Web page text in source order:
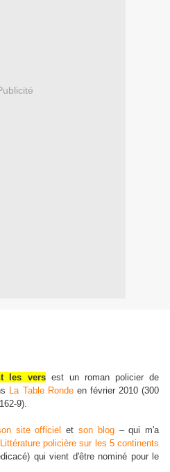
les versest un roman policier de
La Table Rondeen février 2010 (300
9).
site officiel et son blog– qui m'a
Littérature policière sur les 5 continents
qui vient d'être nominé pour le